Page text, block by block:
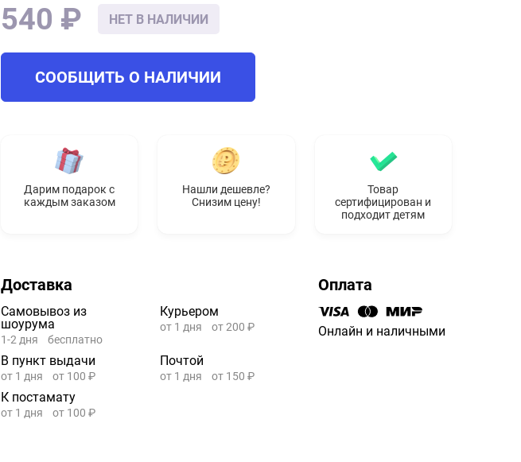
НЕТ В НАЛИЧИИ
540 ₽
СООБЩИТЬ О НАЛИЧИИ
Дарим подарок с
каждым заказом
Нашли дешевле?
Снизим цену!
Товар
сертифицирован и
подходит детям
Доставка
Самовывоз из
шоурума
1-2 дня бесплатно
Курьером
от 1 дня от 200 ₽
В пункт выдачи
от 1 дня от 100 ₽
Почтой
от 1 дня от 150 ₽
К постамату
от 1 дня от 100 ₽
Оплата
Онлайн и наличными